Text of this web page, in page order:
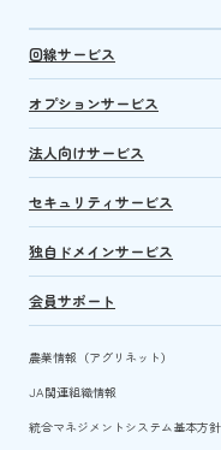
回線サービス
オプションサービス
法人向けサービス
セキュリティサービス
独自ドメインサービス
会員サポート
農業情報（アグリネット）
JA関連組織情報
統合マネジメントシステム基本方針